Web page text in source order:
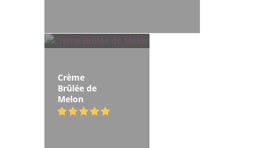
Crème
Brûlée de
Melon